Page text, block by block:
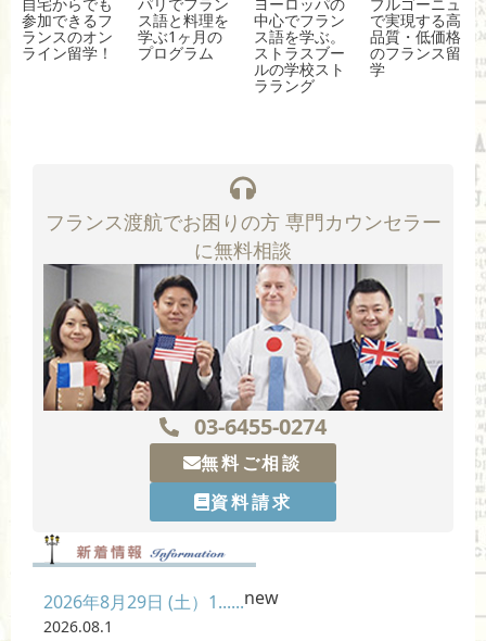
参加できるフ
ランスのオン
ライン留学！
ス語と料理を
学ぶ1ヶ月の
プログラム
中心でフラン
ス語を学ぶ。
ストラスブー
ルの学校スト
ララング
で実現する高
品質・低価格
のフランス留
学
フランス渡航でお困りの方 専門カウンセラー
に無料相談
03-6455-0274
無料ご相談
資料請求
2026年8月29日 (土）1......new
2026.08.1